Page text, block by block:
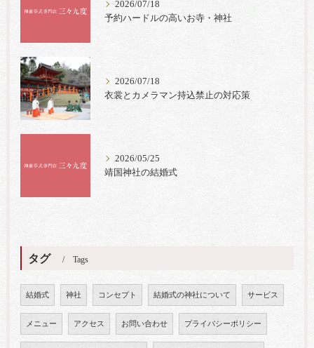
2026/07/18
予約ハードルの高いお寺・神社
2026/07/18
衣裳とカメラマン持込禁止の対応策
2026/05/25
靖国神社の結婚式
タグ Tags
結婚式 神社 コンセプト 結婚式の神社について サービス
メニュー アクセス お問い合わせ プライバシーポリシー